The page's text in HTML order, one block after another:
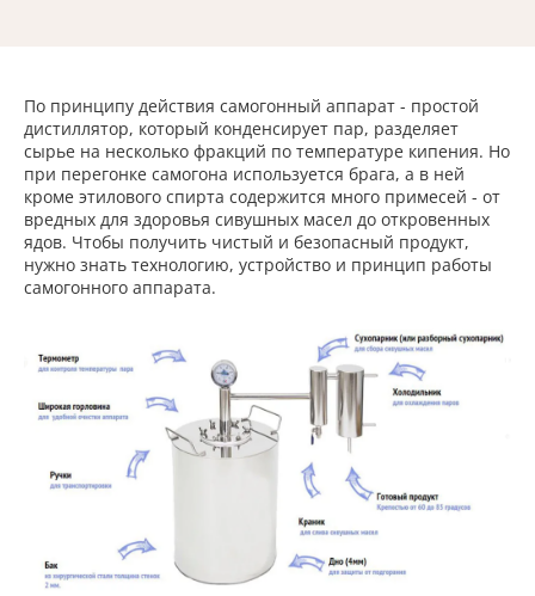
По принципу действия самогонный аппарат - простой
дистиллятор, который конденсирует пар, разделяет
сырье на несколько фракций по температуре кипения. Но
при перегонке самогона используется брага, а в ней
кроме этилового спирта содержится много примесей - от
вредных для здоровья сивушных масел до откровенных
ядов. Чтобы получить чистый и безопасный продукт,
нужно знать технологию, устройство и принцип работы
самогонного аппарата.